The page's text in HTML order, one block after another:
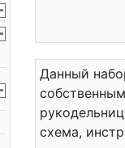
Данный
схема,